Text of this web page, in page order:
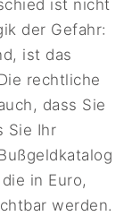
ist nicht
der Gefahr:
ist das
rechtliche
dass Sie
Sie Ihr
in Euro,
werden.